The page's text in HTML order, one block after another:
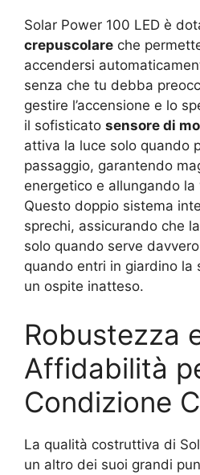
Solar Power 100 LED è
crepuscolare che
accendersi
senza che tu debba
gestire l’accensione e lo
il sofisticato sensore di
attiva la luce solo quando
passaggio, garantendo
energetico e allungando
Questo doppio sistema
sprechi, assicurando che
solo quando serve
quando entri in giardino la
un ospite inatteso.
Robustezza
Affidabilità
Condizione
La qualità costruttiva di
un altro dei suoi grandi